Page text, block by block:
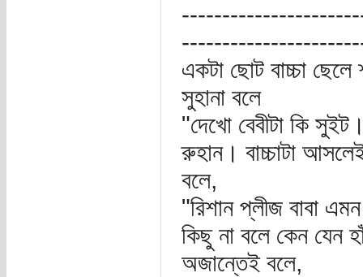
একটা ছোট বাচ্চা
সুহানা বলে
"দেখো বেবীটা কি
রুহান। বাচ্চাটা
বলে,
"রিশান প্লীজ বাবা
কিছু না বলে কেন যেন
অজান্তেই বলে,